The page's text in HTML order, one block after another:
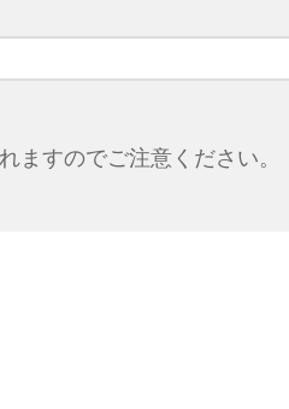
ますのでご注意ください。